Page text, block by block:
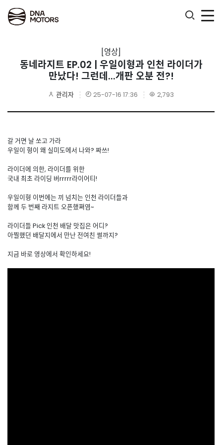
[영상]
동네라지트 EP.02 | 우일이형과 인천 라이더가
만났다! 그런데...개판 오분 전?!
관리자 25-07-16 17:36 2,793
갈 거면 날 쏘고 가라
우일이 형이 왜 실미도에서 나와? 짜쓰!
라이더에 의한, 라이더를 위한
국내 최초 라이딩 버rrrrr라이어티!
우일이형 이번에는 끼 넘치는 인천 라이더들과
함께 두 번째 라지트 오픈했쪄염~
라이더들 Pick 인천 배달 맛집은 어디?
아찔했던 배달지에서 만난 전여친 썰까지?
지금 바로 영상에서 확인하세요!